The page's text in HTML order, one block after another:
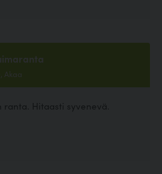
Akaa
ranta. Hitaasti syvenevä.